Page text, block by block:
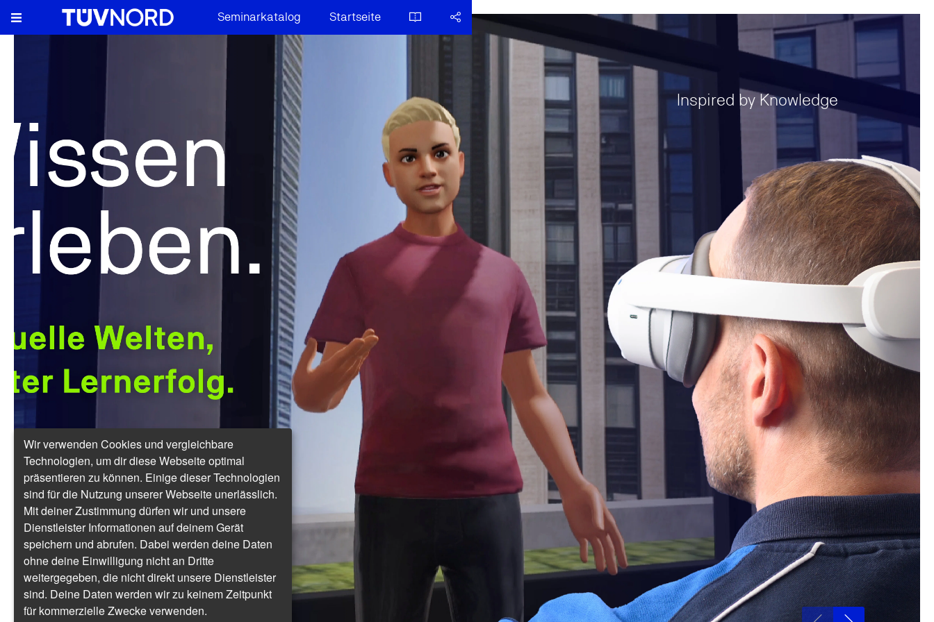
Seminarkatalog Startseite
Inspired by Knowledge
Wir verwenden Cookies und vergleichbare
Technologien, um dir diese Webseite optimal
präsentieren zu können. Einige dieser Technologien
sind für die Nutzung unserer Webseite unerlässlich.
Mit deiner Zustimmung dürfen wir und unsere
Dienstleister Informationen auf deinem Gerät
speichern und abrufen. Dabei werden deine Daten
ohne deine Einwilligung nicht an Dritte
weitergegeben, die nicht direkt unsere Dienstleister
sind. Deine Daten werden wir zu keinem Zeitpunkt
für kommerzielle Zwecke verwenden.